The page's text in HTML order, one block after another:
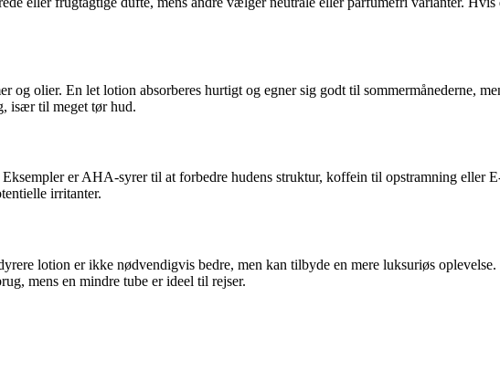
olier. En let lotion absorberes hurtigt og egner sig godt til sommermånederne,
især til meget tør hud.
er AHA-syrer til at forbedre hudens struktur, koffein til opstramning eller
irritanter.
lotion er ikke nødvendigvis bedre, men kan tilbyde en mere luksuriøs
mens en mindre tube er ideel til rejser.